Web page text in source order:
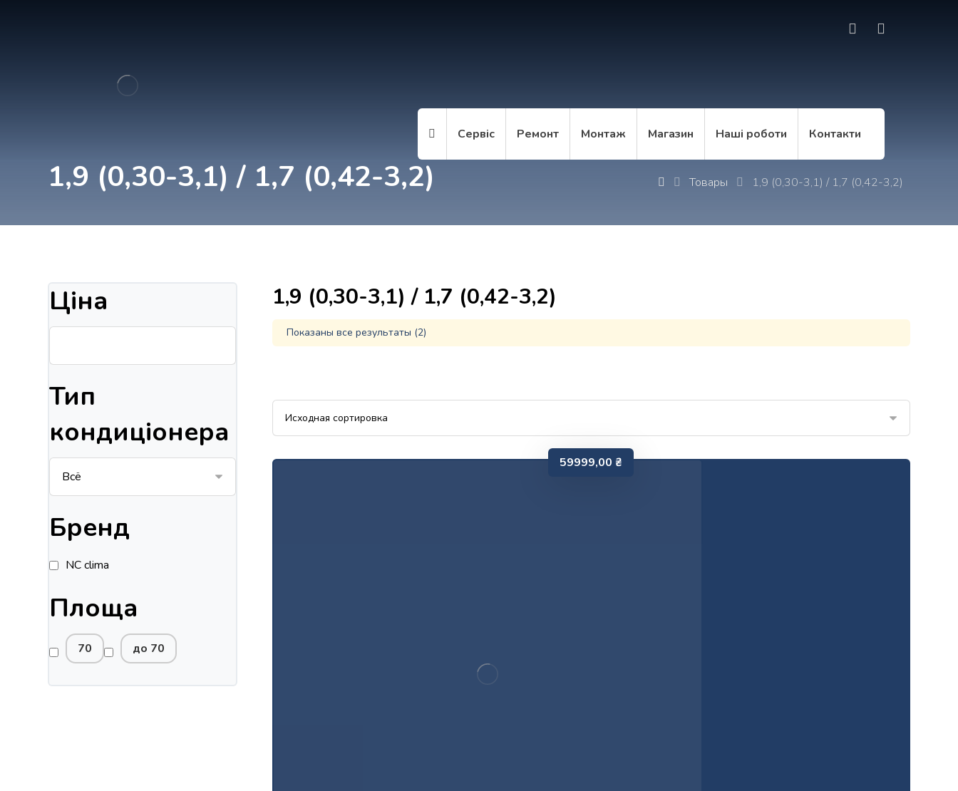
Сервіс Ремонт Монтаж Магазин Наші роботи Контакти
1,9 (0,30-3,1) / 1,7 (0,42-3,2) Товары 1,9 (0,30-3,1) / 1,7 (0,42-3,2)
1,9 (0,30-3,1) / 1,7 (0,42-3,2)
Показаны все результаты (2)
59999,00₴
Ціна
Тип
кондиціонера
Бренд
NC clima
Площа
70 до 70